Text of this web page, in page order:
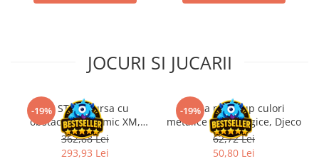
JOCURI SI JUCARII
-19%Kit STEM Cursa cu
obstacole Dynamic XM,
Fischertechnik
362,88 Lei
293,93 Lei
-19%
Trusa make-up culori
metalice non alergice, Djeco
62,72 Lei
50,80 Lei